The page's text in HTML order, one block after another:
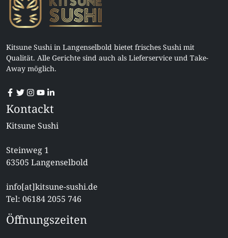
Kitsune Sushi in Langenselbold bietet frisches Sushi mit
Qualität. Alle Gerichte sind auch als Lieferservice und Take-
Away möglich.
Kontackt
Kitsune Sushi
Steinweg 1
63505 Langenselbold
info[at]kitsune-sushi.de
Tel: 06184 2055 746
Öffnungszeiten